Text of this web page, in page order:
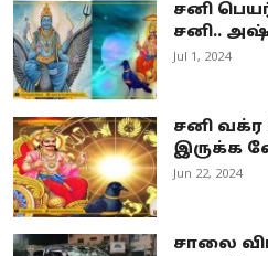
சனி
சனி..
Jul 1, 2024
சனி வக்ர
இருக்க
Jun 22, 2024
சாலை